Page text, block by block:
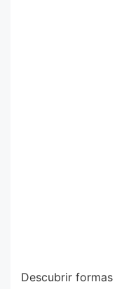
Descubrir formas